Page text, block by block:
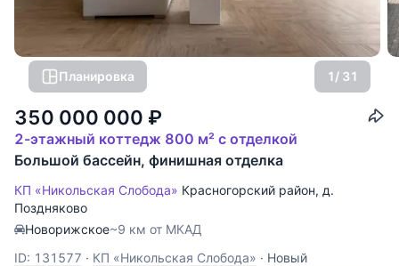
Планировка 1/ 31
350 000 000 ₽
2-этажный коттедж 800 м² с отделкой
Большой бассейн, финишная отделка
КП «Никольская Слобода» Красногорский район, д.
Поздняково
Новорижское~9 км от МКАД
ID: 131577 · КП «Никольская Слобода» · Новый